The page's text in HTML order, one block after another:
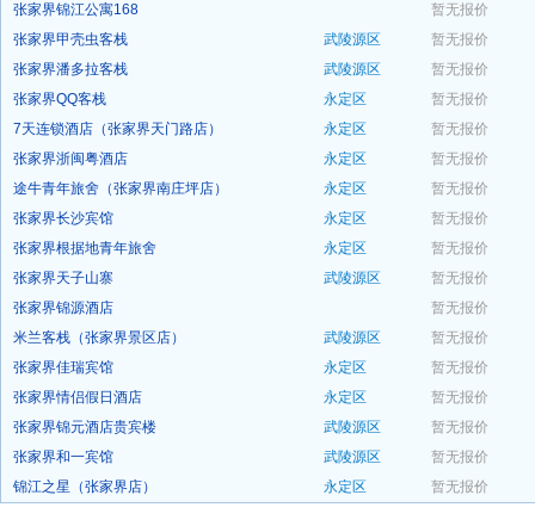
预订
张家界锦江公寓168
暂无报价
预订
张家界甲壳虫客栈 武陵源区
暂无报价
预订
张家界潘多拉客栈 武陵源区
暂无报价
预订
张家界QQ客栈 永定区
暂无报价
预订
7天连锁酒店（张家界天门路店） 永定区
暂无报价
预订
张家界浙闽粤酒店 永定区
暂无报价
预订
途牛青年旅舍（张家界南庄坪店） 永定区
暂无报价
预订
张家界长沙宾馆 永定区
暂无报价
预订
张家界根据地青年旅舍 永定区
暂无报价
预订
张家界天子山寨 武陵源区
暂无报价
预订
张家界锦源酒店
暂无报价
预订
米兰客栈（张家界景区店） 武陵源区
暂无报价
预订
张家界佳瑞宾馆 永定区
暂无报价
预订
张家界情侣假日酒店 永定区
暂无报价
预订
张家界锦元酒店贵宾楼 武陵源区
暂无报价
预订
张家界和一宾馆 武陵源区
暂无报价
预订
锦江之星（张家界店） 永定区
暂无报价